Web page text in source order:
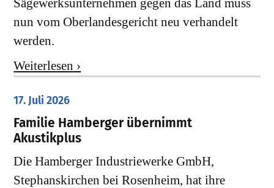
Sägewerksunternehmen gegen das Land muss
nun vom Oberlandesgericht neu verhandelt
werden.
Weiterlesen ›
17. Juli 2026
Familie Hamberger übernimmt
Akustikplus
Die Hamberger Industriewerke GmbH,
Stephanskirchen bei Rosenheim, hat ihre